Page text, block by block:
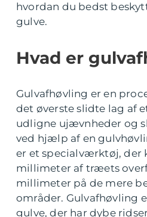
hvordan du bedst
gulve.
Hvad er
Gulvafhøvling er en
det øverste slidte lag af
udligne ujævnheder og
ved hjælp af en
er et specialværktøj, der
millimeter af træets
millimeter på de mere
områder. Gulvafhøvling
gulve, der har dybe